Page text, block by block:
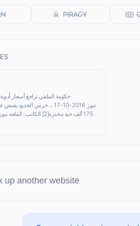
نيوز 2016-10-17 ... حرس